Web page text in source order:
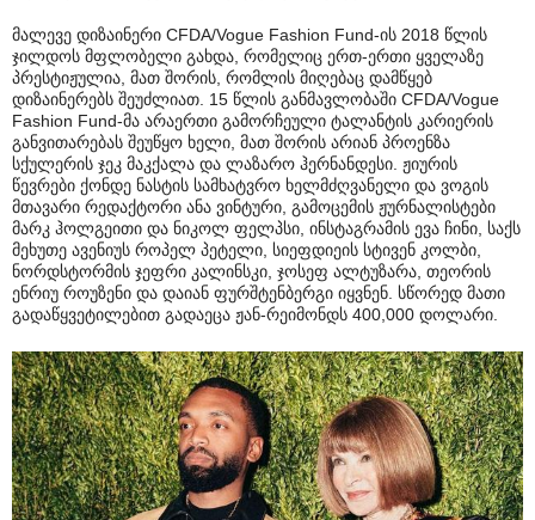
მალევე დიზაინერი CFDA/Vogue Fashion Fund-ის 2018 წლის
ჯილდოს მფლობელი გახდა, რომელიც ერთ-ერთი ყველაზე
პრესტიჟულია, მათ შორის, რომლის მიღებაც დამწყებ
დიზაინერებს შეუძლიათ. 15 წლის განმავლობაში CFDA/Vogue
Fashion Fund-მა არაერთი გამორჩეული ტალანტის კარიერის
განვითარებას შეუწყო ხელი, მათ შორის არიან პროენზა
სქულერის ჯეკ მაკქალა და ლაზარო ჰერნანდესი. ჟიურის
წევრები ქონდე ნასტის სამხატვრო ხელმძღვანელი და ვოგის
მთავარი რედაქტორი ანა ვინტური, გამოცემის ჟურნალისტები
მარკ ჰოლგეითი და ნიკოლ ფელპსი, ინსტაგრამის ევა ჩინი, საქს
მეხუთე ავენიუს როპელ პეტელი, სიეფდიეის სტივენ კოლბი,
ნორდსტორმის ჯეფრი კალინსკი, ჯოსეფ ალტუზარა, თეორის
ენრიუ როუზენი და დაიან ფურშტენბერგი იყვნენ. სწორედ მათი
გადაწყვეტილებით გადაეცა ჟან-რეიმონდს 400,000 დოლარი.